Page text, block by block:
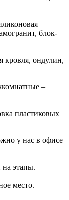
блок-
кровля, ондулин,
–
пластиковых
у нас в офисе
на этапы.
место.